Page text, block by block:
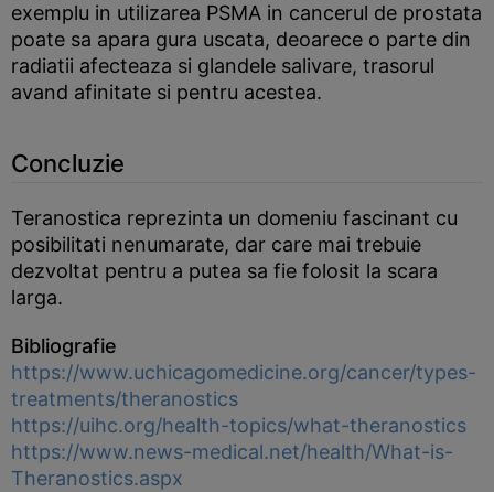
exemplu in utilizarea PSMA in cancerul de prostata
poate sa apara gura uscata, deoarece o parte din
radiatii afecteaza si glandele salivare, trasorul
avand afinitate si pentru acestea.
Concluzie
Teranostica reprezinta un domeniu fascinant cu
posibilitati nenumarate, dar care mai trebuie
dezvoltat pentru a putea sa fie folosit la scara
larga.
Bibliografie
https://www.uchicagomedicine.org/cancer/types-
treatments/theranostics
https://uihc.org/health-topics/what-theranostics
https://www.news-medical.net/health/What-is-
Theranostics.aspx